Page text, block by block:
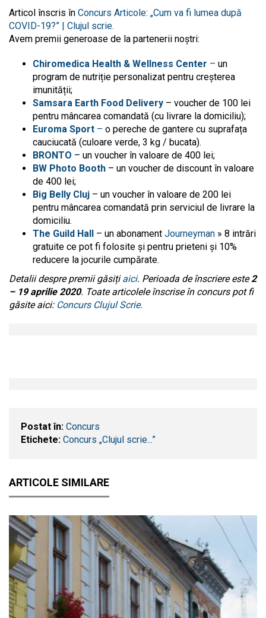
Articol înscris în Concurs Articole: „Cum va fi lumea după
COVID-19?” | Clujul scrie.
Avem premii generoase de la partenerii noștri:
Chiromedica Health & Wellness Center – un
program de nutriție personalizat pentru creșterea
imunității;
Samsara Earth Food Delivery – voucher de 100 lei
pentru mâncarea comandată (cu livrare la domiciliu);
Euroma Sport – o pereche de gantere cu suprafața
cauciucată (culoare verde, 3 kg / bucata).
BRONTO – un voucher în valoare de 400 lei;
BW Photo Booth – un voucher de discount în valoare
de 400 lei;
Big Belly Cluj – un voucher în valoare de 200 lei
pentru mâncarea comandată prin serviciul de livrare la
domiciliu.
The Guild Hall – un abonament Journeyman » 8 intrări
gratuite ce pot fi folosite și pentru prieteni și 10%
reducere la jocurile cumpărate.
Detalii despre premii găsițiaici. Perioada de înscriere este2
– 19 aprilie 2020. Toate articolele înscrise în concurs pot fi
găsite aici: Concurs Clujul Scrie.
Postat în: Concurs
Etichete: Concurs „Clujul scrie...”
ARTICOLE SIMILARE